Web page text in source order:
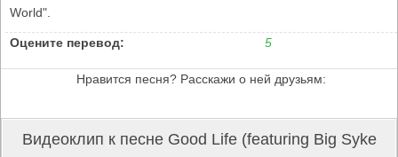
World".
Оцените перевод: 5
Нравится песня? Расскажи о ней друзьям:
Видеоклип к песне Good Life (featuring Big Syke